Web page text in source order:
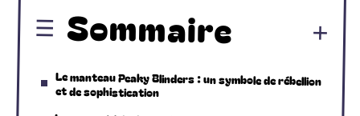
Sommaire
Le manteau Peaky Blinders : un symbole de rébellion
et de sophistication